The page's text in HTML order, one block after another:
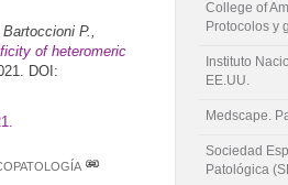
P.,
of heteromeric
DOI:
College of
Protocolos y
Instituto
EE.UU.
Medscape.
Sociedad
Patológica